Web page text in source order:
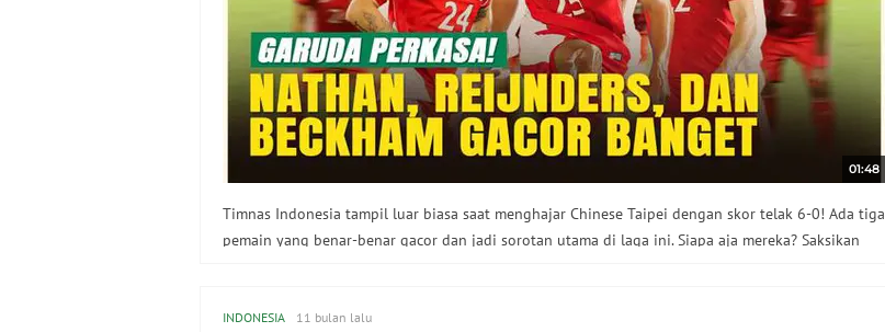
01:48
Timnas Indonesia tampil luar biasa saat menghajar Chinese Taipei dengan skor telak 6-0! Ada tiga
pemain yang benar-benar gacor dan jadi sorotan utama di laga ini. Siapa aja mereka? Saksikan
INDONESIA 11 bulan lalu